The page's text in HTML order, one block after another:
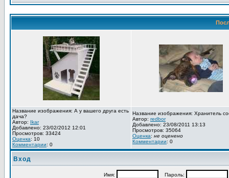
Название изображения: А у вашего друга есть
дача?
Автор: Ikar
Добавлено: 23/02/2012 12:01
Просмотров: 33424
Оценка: 10
Комментарии: 0
Название изображения: Хранитель
Автор: redbor
Добавлено: 23/08/2011 13:13
Просмотров: 35064
Оценка: не оценено
Комментарии: 0
Вход
Имя: Пароль: